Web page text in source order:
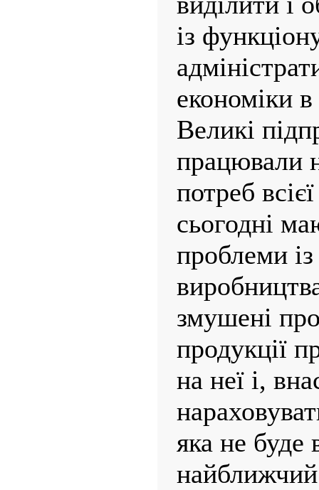
із
економіки
Великі
працювали
потреб
сьогодні
проблеми
змушені
продукції
на неї і,
яка не буде